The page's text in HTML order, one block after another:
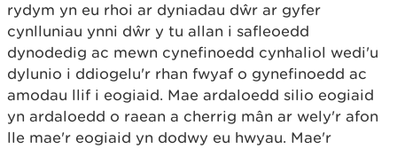
rydym yn eu rhoi ar dyniadau dŵr ar gyfer
cynlluniau ynni dŵr y tu allan i safleoedd
dynodedig ac mewn cynefinoedd cynhaliol wedi'u
dylunio i ddiogelu'r rhan fwyaf o gynefinoedd ac
amodau llif i eogiaid. Mae ardaloedd silio eogiaid
yn ardaloedd o raean a cherrig mân ar wely'r afon
lle mae'r eogiaid yn dodwy eu hwyau. Mae'r